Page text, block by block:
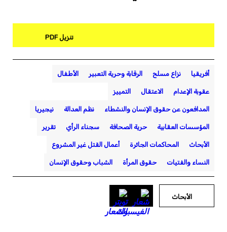
تنزيل PDF
أفريقيا نزاع مسلح الرقابة وحرية التعبير الأطفال
عقوبة الإعدام الاعتقال التمييز
المدافعون عن حقوق الإنسان والنشطاء نظم العدالة نيجيريا
المؤسسات العقابية حرية الصحافة سجناء الرأي تقرير
الأبحاث المحاكمات الجائرة أعمال القتل غير المشروع
النساء والفتيات حقوق المرأة الشباب وحقوق الإنسان
الأبحاث